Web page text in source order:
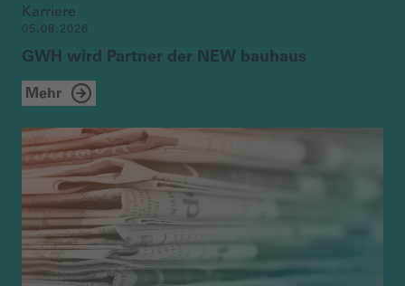
Karriere
05.08.2026
GWH wird Partner der NEW bauhaus
Mehr